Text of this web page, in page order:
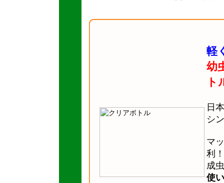
軽
幼
ト
日
シ
マ
利！
成
使